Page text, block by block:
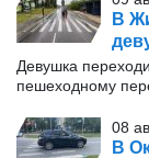
В
Девушка
пешеходному
08
В